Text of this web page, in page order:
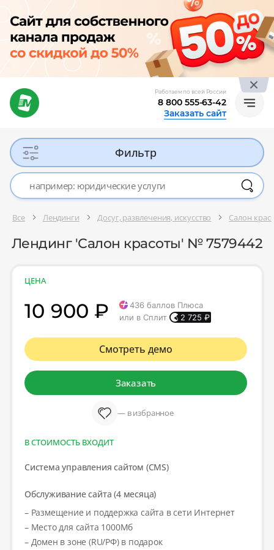
Работаем по всей России
8 800 555-63-42
Заказать сайт
Фильтр
Все Лендинги Досуг, развлечения, искусство Салон
Лендинг 'Салон красоты' № 7579442
ЦЕНА
10 900 ₽ 436баллов Плюса
или в Сплит
2 725 ₽
Смотреть демо
Заказать
— в избранное
В СТОИМОСТЬ ВХОДИТ
Система управления сайтом (CMS)
Обслуживание сайта (4 месяца)
– Размещение и поддержка сайта в сети Интернет
– Место для сайта 1000Мб
– Домен в зоне (RU/РФ) в подарок